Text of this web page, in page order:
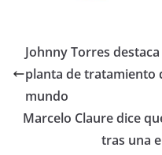
Johnny Torres
planta de tratamiento
mundo
Marcelo Claure dice
tras una